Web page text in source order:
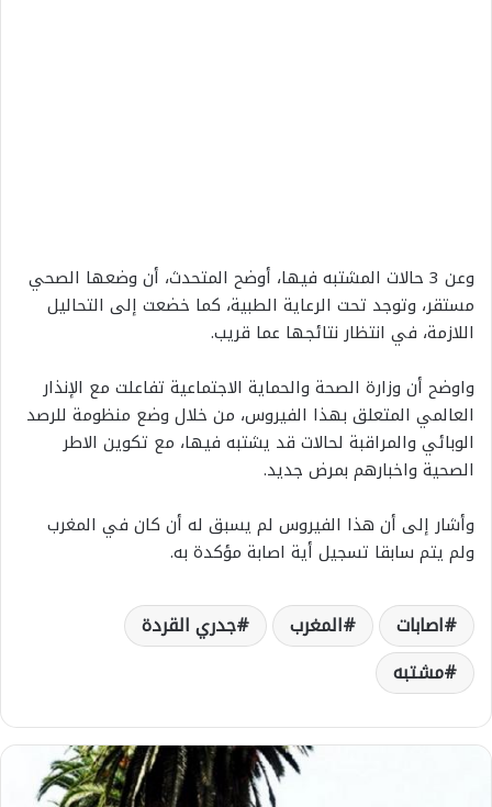
وعن 3 حالات المشتبه فيها، أوضح المتحدث، أن وضعها الصحي
مستقر، وتوجد تحت الرعاية الطبية، كما خضعت إلى التحاليل
اللازمة، في انتظار نتائجها عما قريب.
واوضح أن وزارة الصحة والحماية الاجتماعية تفاعلت مع الإنذار
العالمي المتعلق بهذا الفيروس، من خلال وضع منظومة للرصد
الوبائي والمراقبة لحالات قد يشتبه فيها، مع تكوين الاطر
الصحية واخبارهم بمرض جديد.
وأشار إلى أن هذا الفيروس لم يسبق له أن كان في المغرب
ولم يتم سابقا تسجيل أية اصابة مؤكدة به.
اصابات المغرب
جدري القردة
مشتبه